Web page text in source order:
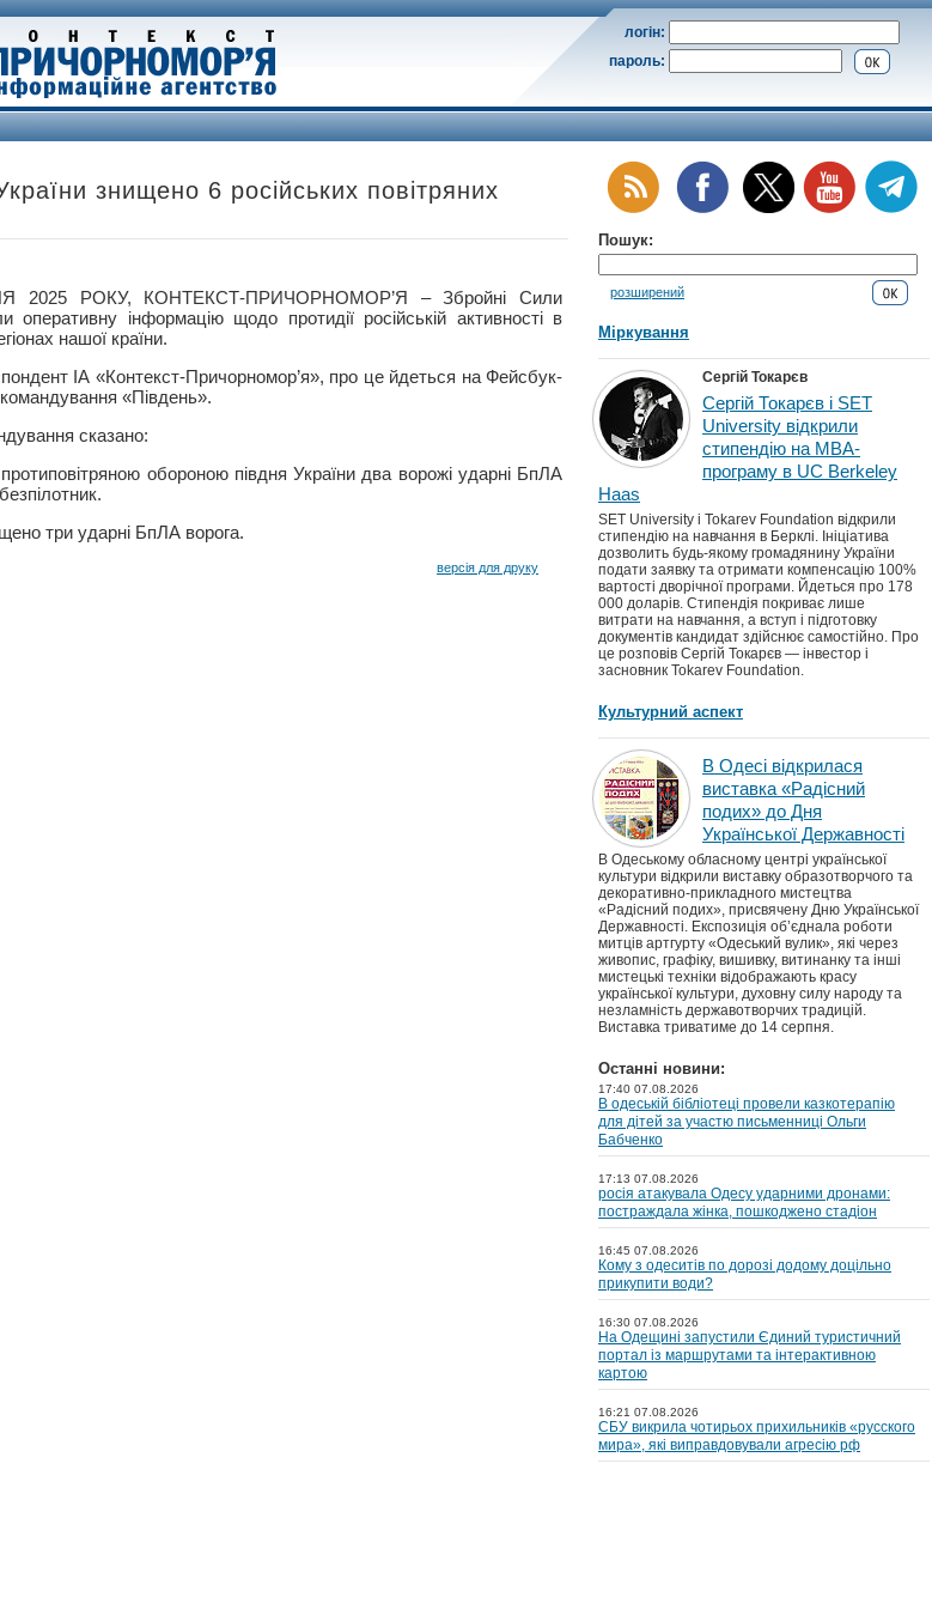
логін:
пароль:
знищено 6 російських повітряних
2025 РОКУ, КОНТЕКСТ-ПРИЧОРНОМОР’Я – Збройні Сили
оперативну інформацію щодо протидії російській активності в
нашої країни.
ІА «Контекст-Причорномор’я», про це йдеться на Фейсбук-
командування «Південь».
сказано:
обороною півдня України два ворожі ударні БпЛА
три ударні БпЛА ворога.
версія для друку
Пошук:
розширений
Міркування
Сергій Токарєв
Сергій Токарєв і SET
University відкрили
стипендію на MBA-
програму в UC Berkeley
Haas
SET University і Tokarev Foundation відкрили
стипендію на навчання в Берклі. Ініціатива
дозволить будь-якому громадянину України
подати заявку та отримати компенсацію 100%
вартості дворічної програми. Йдеться про 178
000 доларів. Стипендія покриває лише
витрати на навчання, а вступ і підготовку
документів кандидат здійснює самостійно. Про
це розповів Сергій Токарєв — інвестор і
засновник Tokarev Foundation.
Культурний аспект
В Одесі відкрилася
виставка «Радісний
подих» до Дня
Української Державності
В Одеському обласному центрі української
культури відкрили виставку образотворчого та
декоративно-прикладного мистецтва
«Радісний подих», присвячену Дню Української
Державності. Експозиція об’єднала роботи
митців артгурту «Одеський вулик», які через
живопис, графіку, вишивку, витинанку та інші
мистецькі техніки відображають красу
української культури, духовну силу народу та
незламність державотворчих традицій.
Виставка триватиме до 14 серпня.
Останні новини:
17:40 07.08.2026
В одеській бібліотеці провели казкотерапію
для дітей за участю письменниці Ольги
Бабченко
17:13 07.08.2026
росія атакувала Одесу ударними дронами:
постраждала жінка, пошкоджено стадіон
16:45 07.08.2026
Кому з одеситів по дорозі додому доцільно
прикупити води?
16:30 07.08.2026
На Одещині запустили Єдиний туристичний
портал із маршрутами та інтерактивною
картою
16:21 07.08.2026
СБУ викрила чотирьох прихильників «русского
мира», які виправдовували агресію рф